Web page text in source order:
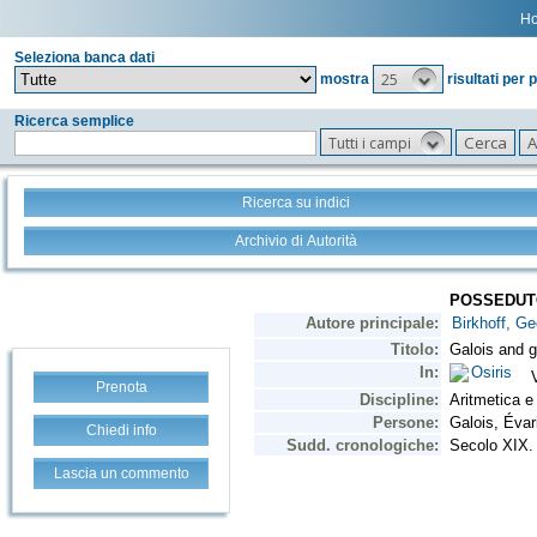
Seleziona banca dati
mostra
25 risultati per
Ricerca semplice
Tutti i campi
Ricerca su indici
Archivio di Autorità
Prenota
Chiedi info
Lascia un commento